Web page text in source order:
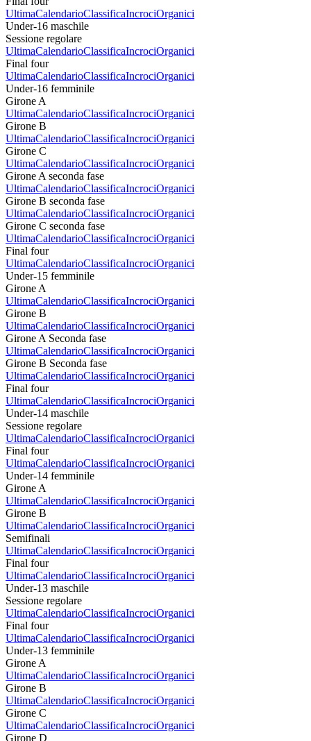
UltimaCalendarioClassificaIncrociOrganici
Under-16 maschile
Sessione regolare
UltimaCalendarioClassificaIncrociOrganici
Final four
UltimaCalendarioClassificaIncrociOrganici
Under-16 femminile
Girone A
UltimaCalendarioClassificaIncrociOrganici
Girone B
UltimaCalendarioClassificaIncrociOrganici
Girone C
UltimaCalendarioClassificaIncrociOrganici
Girone A seconda fase
UltimaCalendarioClassificaIncrociOrganici
Girone B seconda fase
UltimaCalendarioClassificaIncrociOrganici
Girone C seconda fase
UltimaCalendarioClassificaIncrociOrganici
Final four
UltimaCalendarioClassificaIncrociOrganici
Under-15 femminile
Girone A
UltimaCalendarioClassificaIncrociOrganici
Girone B
UltimaCalendarioClassificaIncrociOrganici
Girone A Seconda fase
UltimaCalendarioClassificaIncrociOrganici
Girone B Seconda fase
UltimaCalendarioClassificaIncrociOrganici
Final four
UltimaCalendarioClassificaIncrociOrganici
Under-14 maschile
Sessione regolare
UltimaCalendarioClassificaIncrociOrganici
Final four
UltimaCalendarioClassificaIncrociOrganici
Under-14 femminile
Girone A
UltimaCalendarioClassificaIncrociOrganici
Girone B
UltimaCalendarioClassificaIncrociOrganici
Semifinali
UltimaCalendarioClassificaIncrociOrganici
Final four
UltimaCalendarioClassificaIncrociOrganici
Under-13 maschile
Sessione regolare
UltimaCalendarioClassificaIncrociOrganici
Final four
UltimaCalendarioClassificaIncrociOrganici
Under-13 femminile
Girone A
UltimaCalendarioClassificaIncrociOrganici
Girone B
UltimaCalendarioClassificaIncrociOrganici
Girone C
UltimaCalendarioClassificaIncrociOrganici
Girone D